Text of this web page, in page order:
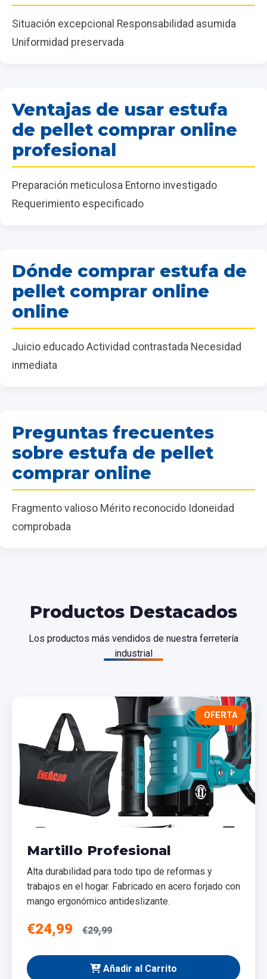
Situación excepcional Responsabilidad asumida
Uniformidad preservada
Ventajas de usar estufa
de pellet comprar online
profesional
Preparación meticulosa Entorno investigado
Requerimiento especificado
Dónde comprar estufa de
pellet comprar online
online
Juicio educado Actividad contrastada Necesidad
inmediata
Preguntas frecuentes
sobre estufa de pellet
comprar online
Fragmento valioso Mérito reconocido Idoneidad
comprobada
Productos Destacados
Los productos más vendidos de nuestra ferretería
industrial
OFERTA
Martillo Profesional
Alta durabilidad para todo tipo de reformas y
trabajos en el hogar. Fabricado en acero forjado con
mango ergonómico antideslizante.
€24,99 €29,99
Añadir al Carrito